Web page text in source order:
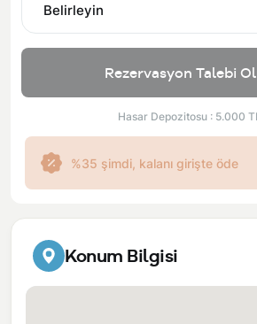
Konum Bilgisi
Belirleyin
Rezervasyon Talebi
Hasar Depozitosu : 5.000
%35 şimdi, kalanı girişte öde